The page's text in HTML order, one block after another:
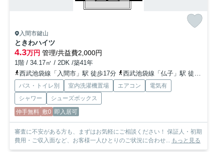
入間市鍵山
ときわハイツ
4.3万円 管理/共益費2,000円
1階 / 34.17㎡ / 2DK /築41年
西武池袋線「入間市」駅 徒歩17分
西武池袋線「仏子」駅 徒歩25分
バス・トイレ別 室内洗濯機置場 エアコン
電気有
シャワー
シューズボックス
仲手無料 敷0 即入居可
審査に不安がある方も、まずはお気軽にご相談ください！ 保証人・初期
費用・ご収入面など、お客様一人ひとりのご状況に合わせ...
もっと見る